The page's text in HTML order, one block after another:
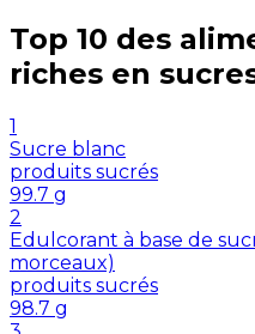
Top 10 des
riches en
1
Sucre blanc
produits sucrés
99.7 g
2
Edulcorant à base de
morceaux)
produits sucrés
98.7 g